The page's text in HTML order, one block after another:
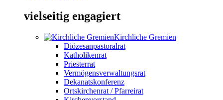
vielseitig engagiert
Kirchliche Gremien
Diözesanpastoralrat
Katholikenrat
Priesterrat
Vermögensverwaltungsrat
Dekanatskonferenz
Ortskirchenrat / Pfarreirat